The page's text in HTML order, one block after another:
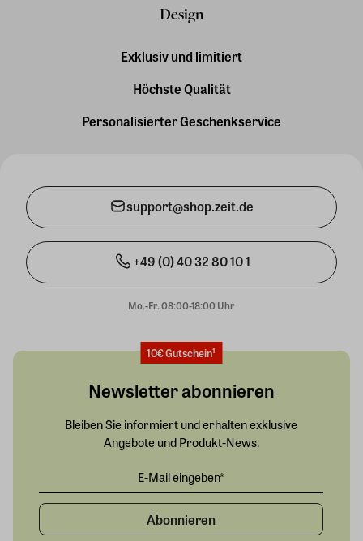
Design
Exklusiv und limitiert
Höchste Qualität
Personalisierter Geschenkservice
support@shop.zeit.de
+49 (0) 40 32 80 10 1
Mo.-Fr. 08:00-18:00 Uhr
10€ Gutschein¹
Newsletter abonnieren
Bleiben Sie informiert und erhalten exklusive
Angebote und Produkt-News.
Abonnieren